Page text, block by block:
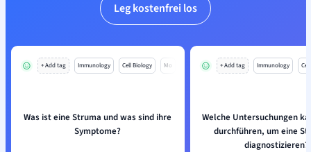
Leg kostenfrei los
+ Add tag Immunology Cell Biology Mo
Was ist eine Struma und was sind ihre
Symptome?
+ Add tag Immunology
Welche Untersuchungen
durchführen, um eine
diagnostizieren?